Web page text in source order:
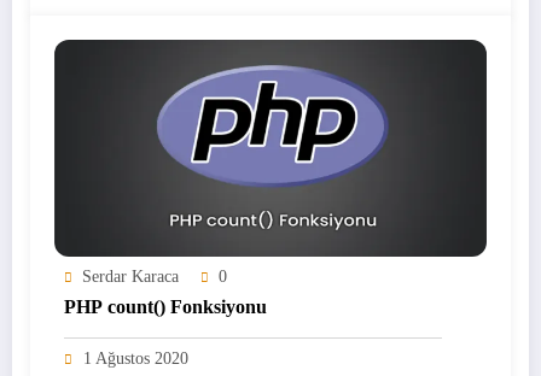
Serdar Karaca 0
PHP count() Fonksiyonu
1 Ağustos 2020